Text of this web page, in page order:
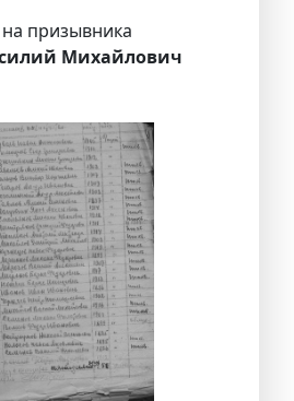
призывника
Михайлович